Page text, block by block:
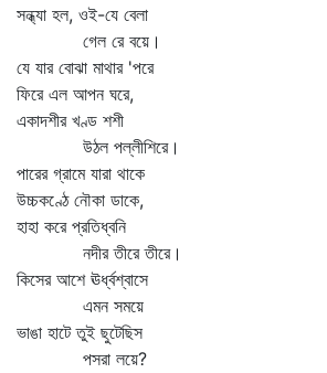
সন্ধ্যা হল, ওই-যে বেলা
গেল রে বয়ে।
যে যার বোঝা মাথার 'পরে
ফিরে এল আপন ঘরে,
একাদশীর খণ্ড শশী
উঠল পল্লীশিরে।
পারের গ্রামে যারা থাকে
উচ্চকণ্ঠে নৌকা ডাকে,
হাহা করে প্রতিধ্বনি
নদীর তীরে তীরে।
কিসের আশে ঊর্ধ্বশ্বাসে
এমন সময়ে
ভাঙা হাটে তুই ছুটেছিস
পসরা লয়ে?